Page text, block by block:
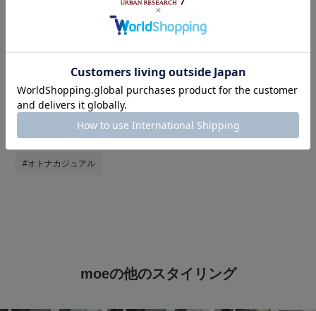
タグ
#パンツスタイル #おでかけコーデ #doors #20代
#私が選ぶセールアイテム26SS
#夏の細見えコーデ
#オトナカジュアル
moeの他のスタイリング